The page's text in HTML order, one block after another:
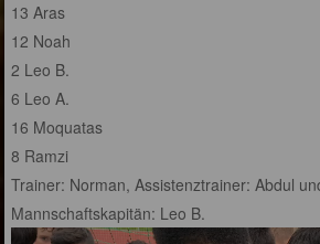
13 Aras
12 Noah
2 Leo B.
6 Leo A.
16 Moquatas
8 Ramzi
Trainer: Norman, Assistenztrainer: Abdul
Mannschaftskapitän: Leo B.